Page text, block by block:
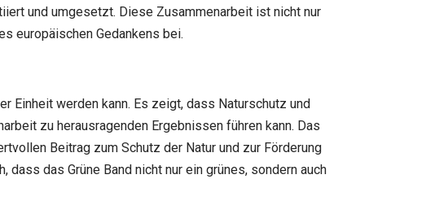
und umgesetzt. Diese Zusammenarbeit ist nicht nur
europäischen Gedankens bei.
Einheit werden kann. Es zeigt, dass Naturschutz und
zu herausragenden Ergebnissen führen kann. Das
Beitrag zum Schutz der Natur und zur Förderung
das Grüne Band nicht nur ein grünes, sondern auch